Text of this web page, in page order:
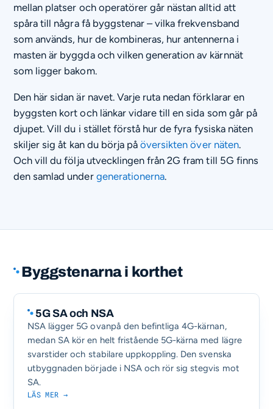
mellan platser och operatörer går nästan alltid att
spåra till några få byggstenar – vilka frekvensband
som används, hur de kombineras, hur antennerna i
masten är byggda och vilken generation av kärnnät
som ligger bakom.
Den här sidan är navet. Varje ruta nedan förklarar en
byggsten kort och länkar vidare till en sida som går på
djupet. Vill du i stället förstå hur de fyra fysiska näten
skiljer sig åt kan du börja påöversikten över näten.
Och vill du följa utvecklingen från 2G fram till 5G finns
den samlad under generationerna.
Byggstenarna i korthet
5G SA och NSA
NSA lägger 5G ovanpå den befintliga 4G-kärnan,
medan SA kör en helt fristående 5G-kärna med lägre
svarstider och stabilare uppkoppling. Den svenska
utbyggnaden började i NSA och rör sig stegvis mot
SA.
LÄS MER →